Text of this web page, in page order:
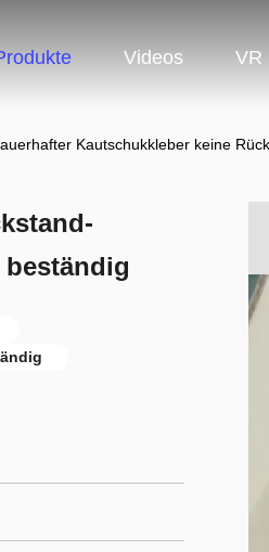
Videos VR
Kautschukkleber keine